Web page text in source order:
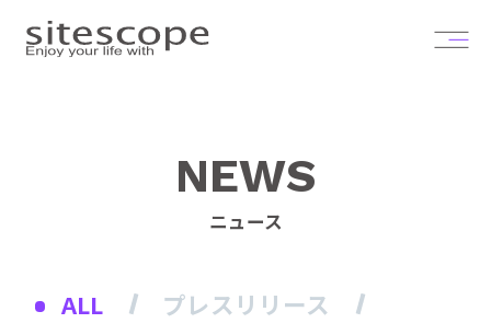
NEWS
ニュース
ALL
プレスリリース